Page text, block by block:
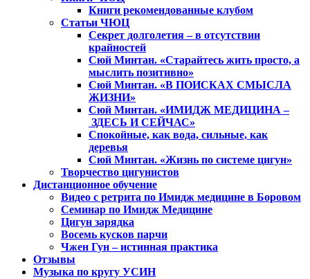
Книги рекомендованные клубом
Статьи ЧЮЦ
Секрет долголетия – в отсутствии
крайностей
Сюй Минтан. «Старайтесь жить просто, а
мыслить позитивно»
Сюй Минтан. «В ПОИСКАХ СМЫСЛА
ЖИЗНИ»
Сюй Минтан. «ИМИДЖ МЕДИЦИНА –
ЗДЕСЬ И СЕЙЧАС»
Спокойные, как вода, сильные, как
деревья
Сюй Минтан. «Жизнь по системе цигун»
Творчество цигунистов
Дистанционное обучение
Видео с ретрита по Имидж медицине в Боровом
Семинар по Имидж Медицине
Цигун зарядка
Восемь кусков парчи
Чжен Гун – истинная практика
Отзывы
Музыка по кругу УСИН